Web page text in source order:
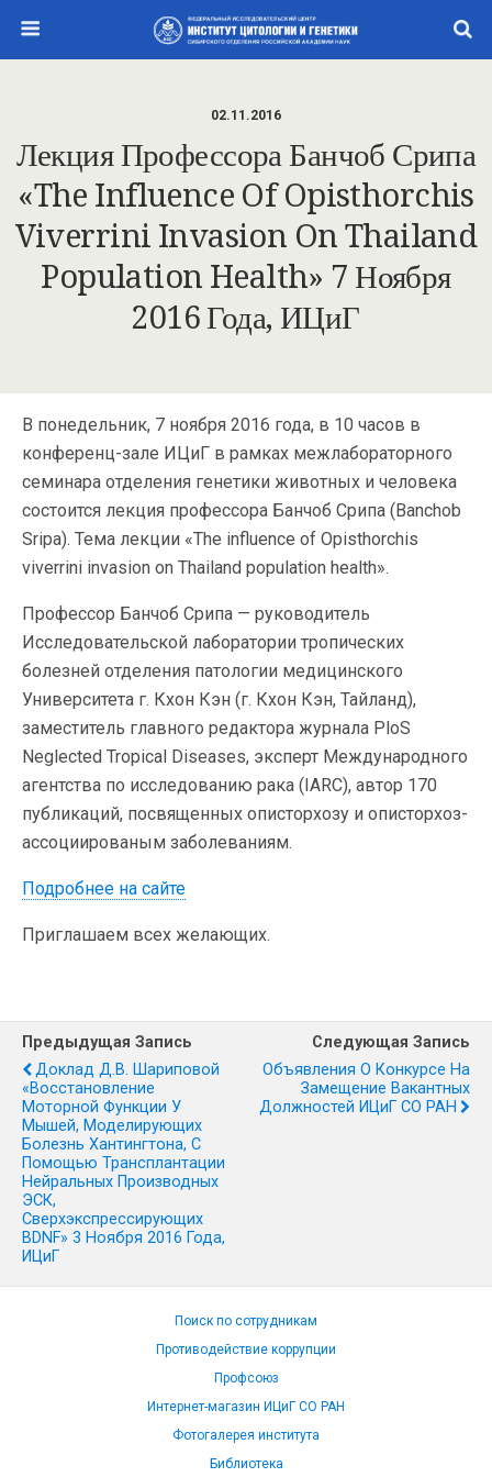
02.11.2016
Лекция Профессора Банчоб Срипа
«The Influence Of Opisthorchis
Viverrini Invasion On Thailand
Population Health» 7 Ноября
2016 Года, ИЦиГ
В понедельник, 7 ноября 2016 года, в 10 часов в
конференц-зале ИЦиГ в рамках межлабораторного
семинара отделения генетики животных и человека
состоится лекция профессора Банчоб Срипа (Banchob
Sripa). Тема лекции «The influence of Opisthorchis
viverrini invasion on Thailand population health».
Профессор Банчоб Срипа — руководитель
Исследовательской лаборатории тропических
болезней отделения патологии медицинского
Университета г. Кхон Кэн (г. Кхон Кэн, Тайланд),
заместитель главного редактора журнала PloS
Neglected Tropical Diseases, эксперт Международного
агентства по исследованию рака (IARC), автор 170
публикаций, посвященных описторхозу и описторхоз-
ассоциированым заболеваниям.
Подробнее на сайте
Приглашаем всех желающих.
Предыдущая Запись
Доклад Д.В. Шариповой
«Восстановление
Моторной Функции У
Мышей, Моделирующих
Болезнь Хантингтона, С
Помощью Трансплантации
Нейральных Производных
ЭСК,
Сверхэкспрессирующих
BDNF» 3 Ноября 2016 Года,
ИЦиГ
Следующая Запись
Объявления О Конкурсе На
Замещение Вакантных
Должностей ИЦиГ СО РАН
Поиск по сотрудникам
Противодействие коррупции
Профсоюз
Интернет-магазин ИЦиГ СО РАН
Фотогалерея института
Библиотека